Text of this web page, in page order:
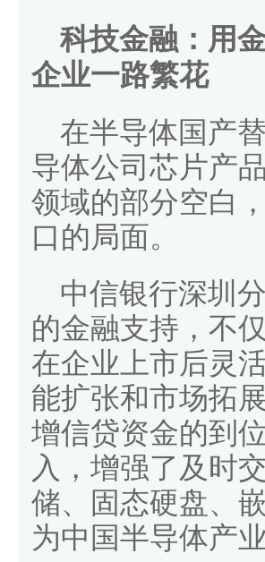
科技金融：用
企业一路繁花
在半导体国产
导体公司芯片产
领域的部分空白
口的局面。
中信银行深圳
的金融支持，不
在企业上市后灵
能扩张和市场拓
增信贷资金的到
入，增强了及时
储、固态硬盘、
为中国半导体产